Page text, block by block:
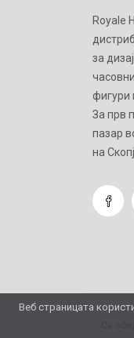
Веб страницата
Royale
за
фигури
Зa прв
пазар
на
Се